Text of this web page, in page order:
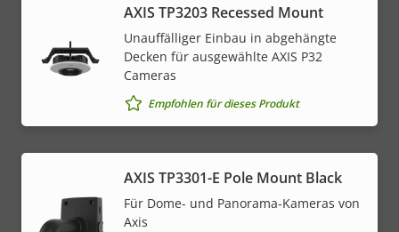
AXIS TP3203 Recessed Mount
Unauffälliger Einbau in abgehängte
Decken für ausgewählte AXIS P32
Cameras
Empfohlen für dieses Produkt
AXIS TP3301-E Pole Mount Black
Für Dome- und Panorama-Kameras von
Axis